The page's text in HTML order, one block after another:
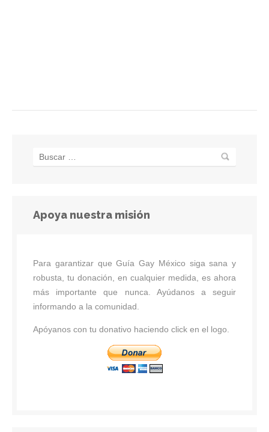
Apoya nuestra misión
Para garantizar que Guía Gay México siga sana y
robusta, tu donación, en cualquier medida, es ahora
más importante que nunca. Ayúdanos a seguir
informando a la comunidad.
Apóyanos con tu donativo haciendo click en el logo.